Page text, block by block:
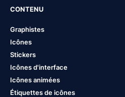
CONTENU
Graphistes
Icônes
Stickers
Icônes d'interface
Icônes animées
Étiquettes de icônes